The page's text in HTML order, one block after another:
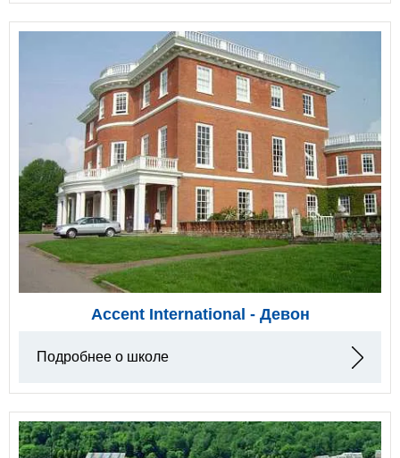
Accent International - Девон
Подробнее о школе